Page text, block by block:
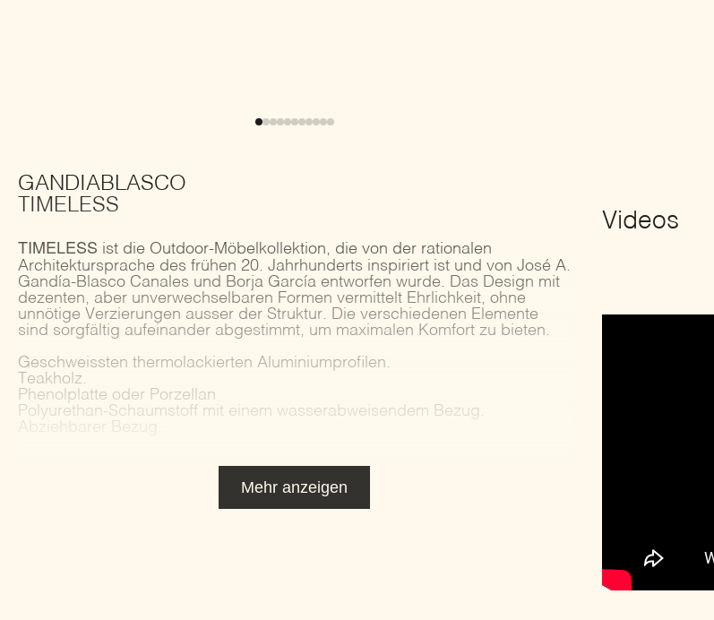
GANDIABLASCO
TIMELESS
TIMELESS ist die Outdoor-Möbelkollektion, die von der rationalen
Architektursprache des frühen 20. Jahrhunderts inspiriert ist und von José A.
Gandía-Blasco Canales und Borja García entworfen wurde. Das Design mit
dezenten, aber unverwechselbaren Formen vermittelt Ehrlichkeit, ohne
unnötige Verzierungen ausser der Struktur. Die verschiedenen Elemente
sind sorgfältig aufeinander abgestimmt, um maximalen Komfort zu bieten.
Geschweissten thermolackierten Aluminiumprofilen.
Teakholz.
Phenolplatte oder Porzellan
Polyurethan-Schaumstoff mit einem wasserabweisendem Bezug.
Abziehbarer Bezug.
Mehr anzeigen
Videos